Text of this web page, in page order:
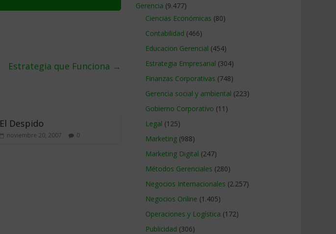
Estrategia que Funciona →
El Despido
noviembre 20, 2007 0
Gerencia (9.477)
Ciencias Económicas (80)
Contabilidad (466)
Educacion Gerencial (454)
Estrategia Empresarial (304)
Finanzas Corporativas (748)
Gerencia social y ambiental (223)
Gobierno Corporativo (11)
Legal (125)
Marketing (988)
Marketing Digital (247)
Métodos Gerenciales (280)
Negocios Internacionales (2.257)
Negocios Online (1.405)
Operaciones y Logística (172)
Publicidad (306)